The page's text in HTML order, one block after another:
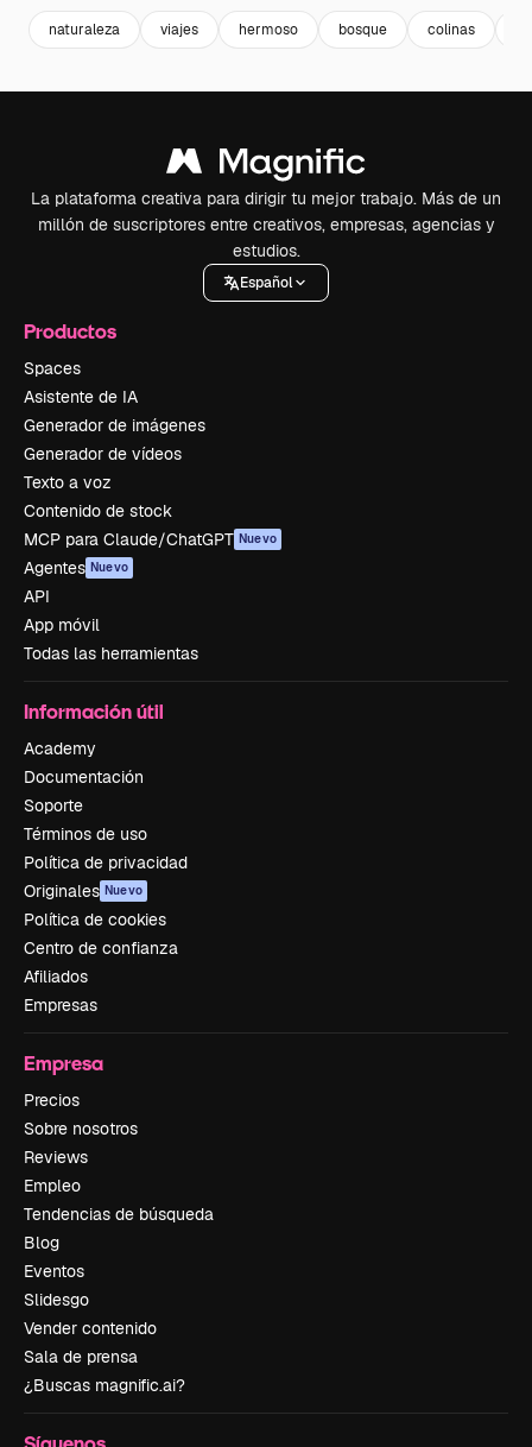
naturaleza viajes hermoso bosque colinas
La plataforma creativa para dirigir tu mejor trabajo. Más de un
millón de suscriptores entre creativos, empresas, agencias y
estudios.
Español
Productos
Spaces
Asistente de IA
Generador de imágenes
Generador de vídeos
Texto a voz
Contenido de stock
MCP para Claude/ChatGPT Nuevo
Agentes Nuevo
API
App móvil
Todas las herramientas
Información útil
Academy
Documentación
Soporte
Términos de uso
Política de privacidad
Originales Nuevo
Política de cookies
Centro de confianza
Afiliados
Empresas
Empresa
Precios
Sobre nosotros
Reviews
Empleo
Tendencias de búsqueda
Blog
Eventos
Slidesgo
Vender contenido
Sala de prensa
¿Buscas magnific.ai?